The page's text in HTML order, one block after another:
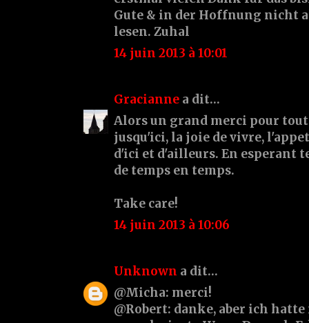
Gute & in der Hoffnung nicht
lesen. Zuhal
14 juin 2013 à 10:01
Gracianne a dit…
Alors un grand merci pour tout
jusqu'ici, la joie de vivre,
d'ici et d'ailleurs. En esperant
de temps en temps.
Take care!
14 juin 2013 à 10:06
Unknown a dit…
@Micha: merci!
@Robert: danke, aber ich